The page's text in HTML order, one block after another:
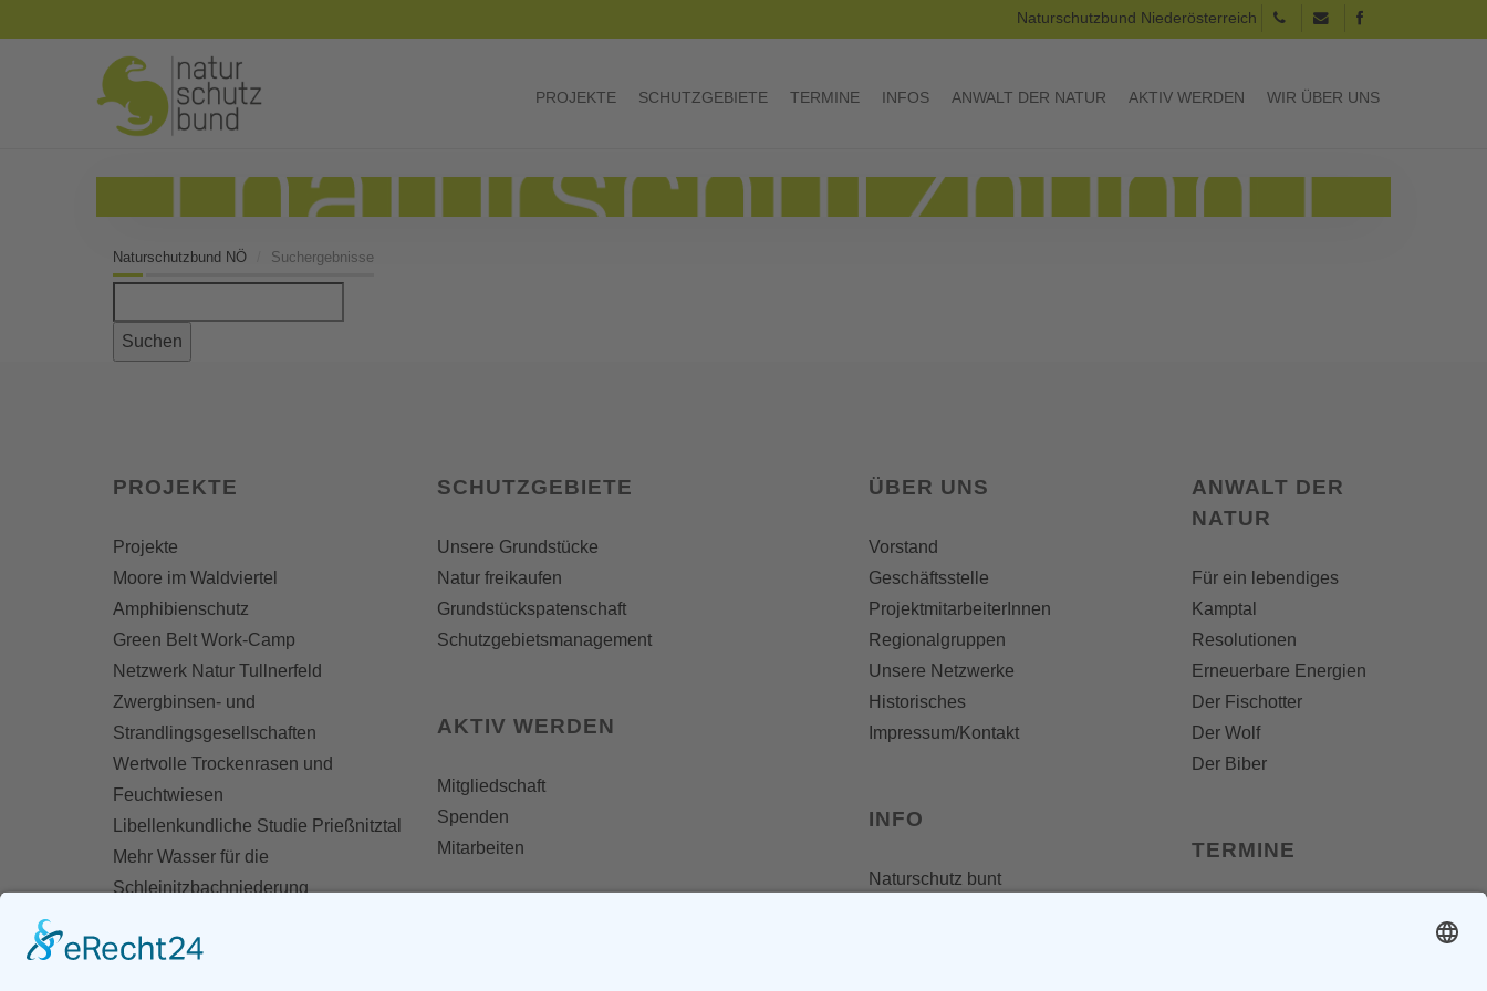
Naturschutzbund Niederösterreich
PROJEKTE SCHUTZGEBIETE TERMINE INFOS ANWALT DER NATUR AKTIV WERDEN WIR ÜBER UNS
Naturschutzbund NÖ Suchergebnisse
Suchen
PROJEKTE
Projekte
Moore im Waldviertel
Amphibienschutz
Green Belt Work-Camp
Netzwerk Natur Tullnerfeld
Zwergbinsen- und
Strandlingsgesellschaften
Wertvolle Trockenrasen und
Feuchtwiesen
Libellenkundliche Studie Prießnitztal
Mehr Wasser für die
Schleinitzbachniederung
Moorflächen
SCHUTZGEBIETE
Unsere Grundstücke
Natur freikaufen
Grundstückspatenschaft
Schutzgebietsmanagement
AKTIV WERDEN
Mitgliedschaft
Spenden
Mitarbeiten
ÜBER UNS
Vorstand
Geschäftsstelle
ProjektmitarbeiterInnen
Regionalgruppen
Unsere Netzwerke
Historisches
Impressum/Kontakt
INFO
Naturschutz bunt
ANWALT DER
NATUR
Für ein lebendiges
Kamptal
Resolutionen
Erneuerbare Energien
Der Fischotter
Der Wolf
Der Biber
TERMINE